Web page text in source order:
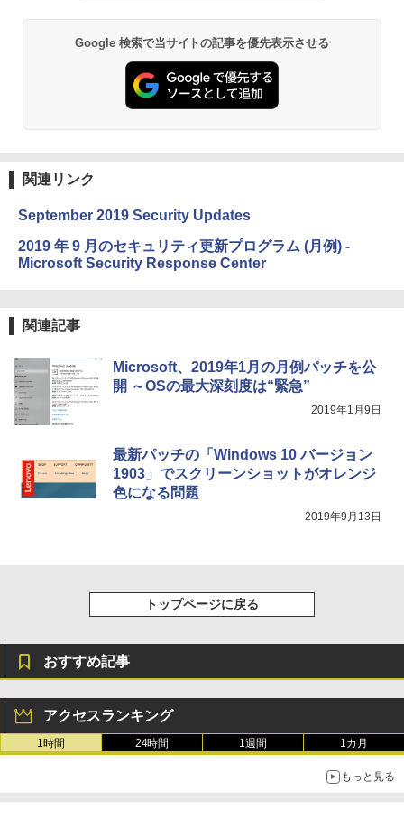
ClaudeCode いちばんやさしい 教科書:
方 マニュアル AI副業にもコンテンツ作成
にもKindle出版にも！ 非エンジニアのた
めのAIコーディング入門シリーズ
￥99
ズ (はぴーイラストLabo)
￥480
￥1,600
ブラック
￥27,980
Amazon Kindle Paperwhite (16GB) 7イ
Amazon Kindle Colorsoft | 16GBストレ
ージ、防水、7インチカラーディスプレ
イ、色調調節ライト、最大8週間持続バッ
New Amazon Kindle Scribe Colorsoft |
11インチカラーディスプレイ、64GBスト
レージ、ノート機能搭載、明るさ自動調
き、グラファイト
￥115,980
Google 検索で当サイトの記事を優先表示させる
関連リンク
September 2019 Security Updates
2019 年 9 月のセキュリティ更新プログラム (月例) -
Microsoft Security Response Center
関連記事
Microsoft、2019年1月の月例パッチを公
開 ～OSの最大深刻度は“緊急”
2019年1月9日
最新パッチの「Windows 10 バージョン
1903」でスクリーンショットがオレンジ
色になる問題
2019年9月13日
トップページに戻る
おすすめ記事
アクセスランキング
1時間 24時間 1週間 1カ月
もっと見る